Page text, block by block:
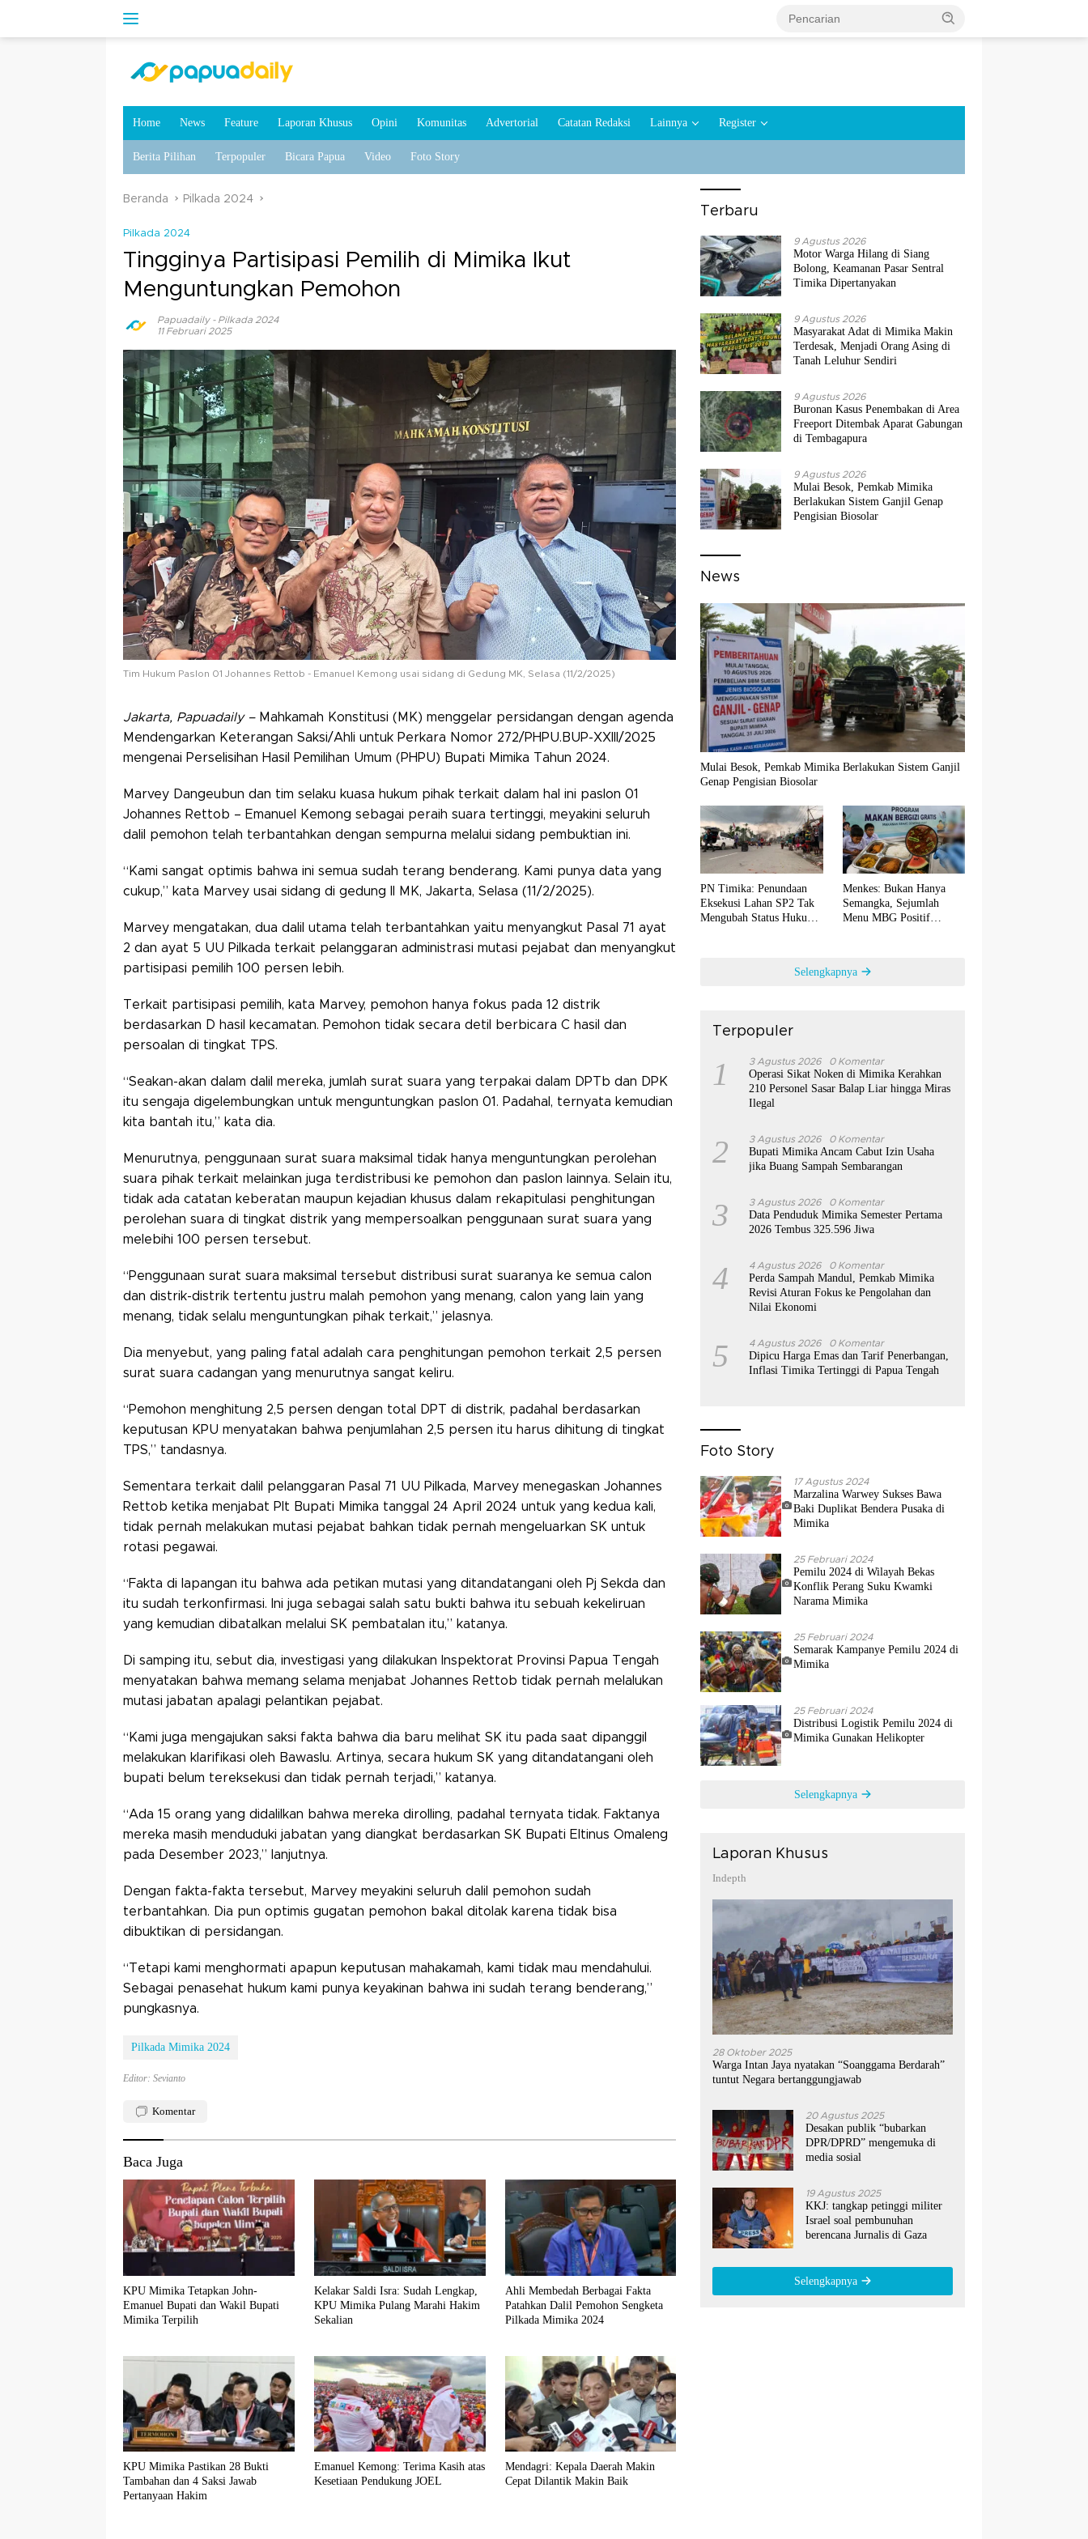
Home News Feature Laporan Khusus Opini Komunitas Advertorial Catatan Redaksi Lainnya Register
Berita Pilihan Terpopuler Bicara Papua Video Foto Story
Beranda Pilkada 2024
Pilkada 2024
Tingginya Partisipasi Pemilih di Mimika Ikut
Menguntungkan Pemohon
Papuadaily- Pilkada 2024
11 Februari 2025
Tim Hukum Paslon 01 Johannes Rettob - Emanuel Kemong usai sidang di Gedung MK, Selasa (11/2/2025)
Jakarta, Papuadaily – Mahkamah Konstitusi (MK) menggelar persidangan dengan agenda
Mendengarkan Keterangan Saksi/Ahli untuk Perkara Nomor 272/PHPU.BUP-XXIII/2025
mengenai Perselisihan Hasil Pemilihan Umum (PHPU) Bupati Mimika Tahun 2024.
Marvey Dangeubun dan tim selaku kuasa hukum pihak terkait dalam hal ini paslon 01
Johannes Rettob – Emanuel Kemong sebagai peraih suara tertinggi, meyakini seluruh
dalil pemohon telah terbantahkan dengan sempurna melalui sidang pembuktian ini.
“Kami sangat optimis bahwa ini semua sudah terang benderang. Kami punya data yang
cukup,” kata Marvey usai sidang di gedung II MK, Jakarta, Selasa (11/2/2025).
Marvey mengatakan, dua dalil utama telah terbantahkan yaitu menyangkut Pasal 71 ayat
2 dan ayat 5 UU Pilkada terkait pelanggaran administrasi mutasi pejabat dan menyangkut
partisipasi pemilih 100 persen lebih.
Terkait partisipasi pemilih, kata Marvey, pemohon hanya fokus pada 12 distrik
berdasarkan D hasil kecamatan. Pemohon tidak secara detil berbicara C hasil dan
persoalan di tingkat TPS.
“Seakan-akan dalam dalil mereka, jumlah surat suara yang terpakai dalam DPTb dan DPK
itu sengaja digelembungkan untuk menguntungkan paslon 01. Padahal, ternyata kemudian
kita bantah itu,” kata dia.
Menurutnya, penggunaan surat suara maksimal tidak hanya menguntungkan perolehan
suara pihak terkait melainkan juga terdistribusi ke pemohon dan paslon lainnya. Selain itu,
tidak ada catatan keberatan maupun kejadian khusus dalam rekapitulasi penghitungan
perolehan suara di tingkat distrik yang mempersoalkan penggunaan surat suara yang
melebihi 100 persen tersebut.
“Penggunaan surat suara maksimal tersebut distribusi surat suaranya ke semua calon
dan distrik-distrik tertentu justru malah pemohon yang menang, calon yang lain yang
menang, tidak selalu menguntungkan pihak terkait,” jelasnya.
Dia menyebut, yang paling fatal adalah cara penghitungan pemohon terkait 2,5 persen
surat suara cadangan yang menurutnya sangat keliru.
“Pemohon menghitung 2,5 persen dengan total DPT di distrik, padahal berdasarkan
keputusan KPU menyatakan bahwa penjumlahan 2,5 persen itu harus dihitung di tingkat
TPS,” tandasnya.
Sementara terkait dalil pelanggaran Pasal 71 UU Pilkada, Marvey menegaskan Johannes
Rettob ketika menjabat Plt Bupati Mimika tanggal 24 April 2024 untuk yang kedua kali,
tidak pernah melakukan mutasi pejabat bahkan tidak pernah mengeluarkan SK untuk
rotasi pegawai.
“Fakta di lapangan itu bahwa ada petikan mutasi yang ditandatangani oleh Pj Sekda dan
itu sudah terkonfirmasi. Ini juga sebagai salah satu bukti bahwa itu sebuah kekeliruan
yang kemudian dibatalkan melalui SK pembatalan itu,” katanya.
Di samping itu, sebut dia, investigasi yang dilakukan Inspektorat Provinsi Papua Tengah
menyatakan bahwa memang selama menjabat Johannes Rettob tidak pernah melalukan
mutasi jabatan apalagi pelantikan pejabat.
“Kami juga mengajukan saksi fakta bahwa dia baru melihat SK itu pada saat dipanggil
melakukan klarifikasi oleh Bawaslu. Artinya, secara hukum SK yang ditandatangani oleh
bupati belum tereksekusi dan tidak pernah terjadi,” katanya.
“Ada 15 orang yang didalilkan bahwa mereka dirolling, padahal ternyata tidak. Faktanya
mereka masih menduduki jabatan yang diangkat berdasarkan SK Bupati Eltinus Omaleng
pada Desember 2023,” lanjutnya.
Dengan fakta-fakta tersebut, Marvey meyakini seluruh dalil pemohon sudah
terbantahkan. Dia pun optimis gugatan pemohon bakal ditolak karena tidak bisa
dibuktikan di persidangan.
“Tetapi kami menghormati apapun keputusan mahakamah, kami tidak mau mendahului.
Sebagai penasehat hukum kami punya keyakinan bahwa ini sudah terang benderang,”
pungkasnya.
Pilkada Mimika 2024
Editor: Sevianto
Komentar
Baca Juga
KPU Mimika Tetapkan John-
Emanuel Bupati dan Wakil Bupati
Mimika Terpilih
Kelakar Saldi Isra: Sudah Lengkap,
KPU Mimika Pulang Marahi Hakim
Sekalian
Ahli Membedah Berbagai Fakta
Patahkan Dalil Pemohon Sengketa
Pilkada Mimika 2024
KPU Mimika Pastikan 28 Bukti
Tambahan dan 4 Saksi Jawab
Pertanyaan Hakim
Emanuel Kemong: Terima Kasih atas
Kesetiaan Pendukung JOEL
Mendagri: Kepala Daerah Makin
Cepat Dilantik Makin Baik
Terbaru
9 Agustus 2026
Motor Warga Hilang di Siang
Bolong, Keamanan Pasar Sentral
Timika Dipertanyakan
9 Agustus 2026
Masyarakat Adat di Mimika Makin
Terdesak, Menjadi Orang Asing di
Tanah Leluhur Sendiri
9 Agustus 2026
Buronan Kasus Penembakan di Area
Freeport Ditembak Aparat Gabungan
di Tembagapura
9 Agustus 2026
Mulai Besok, Pemkab Mimika
Berlakukan Sistem Ganjil Genap
Pengisian Biosolar
News
Mulai Besok, Pemkab Mimika Berlakukan Sistem Ganjil
Genap Pengisian Biosolar
PN Timika: Penundaan
Eksekusi Lahan SP2 Tak
Mengubah Status Hukum
Menkes: Bukan Hanya
Semangka, Sejumlah
Menu MBG Positif
Selengkapnya
Terpopuler
1 3 Agustus 2026 0 Komentar
Operasi Sikat Noken di Mimika Kerahkan
210 Personel Sasar Balap Liar hingga Miras
Ilegal
2 3 Agustus 2026 0 Komentar
Bupati Mimika Ancam Cabut Izin Usaha
jika Buang Sampah Sembarangan
3 3 Agustus 2026 0 Komentar
Data Penduduk Mimika Semester Pertama
2026 Tembus 325.596 Jiwa
4 4 Agustus 2026 0 Komentar
Perda Sampah Mandul, Pemkab Mimika
Revisi Aturan Fokus ke Pengolahan dan
Nilai Ekonomi
5 4 Agustus 2026 0 Komentar
Dipicu Harga Emas dan Tarif Penerbangan,
Inflasi Timika Tertinggi di Papua Tengah
Foto Story
17 Agustus 2024
Marzalina Warwey Sukses Bawa
Baki Duplikat Bendera Pusaka di
Mimika
25 Februari 2024
Pemilu 2024 di Wilayah Bekas
Konflik Perang Suku Kwamki
Narama Mimika
25 Februari 2024
Semarak Kampanye Pemilu 2024 di
Mimika
25 Februari 2024
Distribusi Logistik Pemilu 2024 di
Mimika Gunakan Helikopter
Selengkapnya
Laporan Khusus
Indepth
28 Oktober 2025
Warga Intan Jaya nyatakan “Soanggama Berdarah”
tuntut Negara bertanggungjawab
20 Agustus 2025
Desakan publik “bubarkan
DPR/DPRD” mengemuka di
media sosial
19 Agustus 2025
KKJ: tangkap petinggi militer
Israel soal pembunuhan
berencana Jurnalis di Gaza
Selengkapnya